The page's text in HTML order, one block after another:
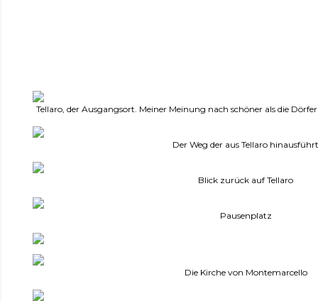
Tellaro, der Ausgangsort. Meiner Meinung nach schöner als die
Der Weg der aus Tellaro hinausführt
Blick zurück auf Tellaro
Pausenplatz
Die Kirche von Montemarcello